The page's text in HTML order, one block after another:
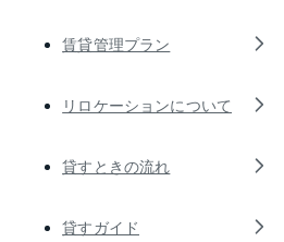
賃貸管理プラン
リロケーションについて
貸すときの流れ
貸すガイド